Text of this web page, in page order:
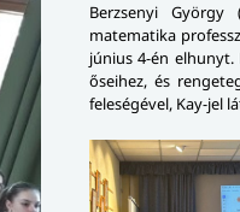
Berzsenyi György
matematika
június 4-én
őseihez, és
feleségével, Kay-jel